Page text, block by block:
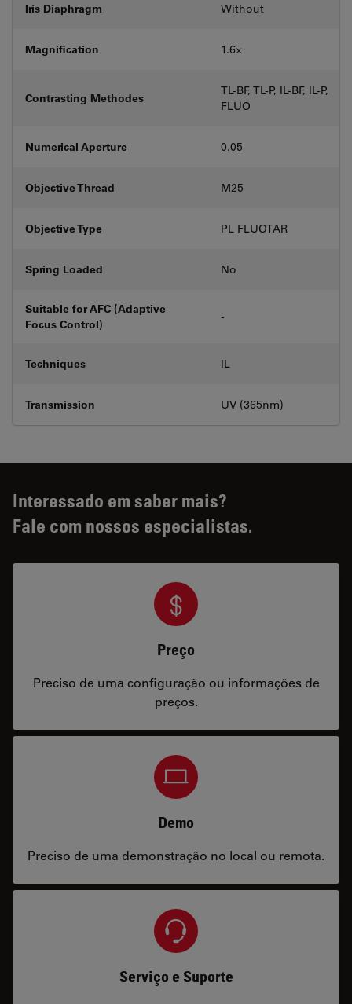
Iris Diaphragm Without
Magnification 1.6⨉
Contrasting Methodes
TL-BF, TL-P, IL-BF, IL-P,
FLUO
Numerical Aperture 0.05
Objective Thread M25
Objective Type PL FLUOTAR
Spring Loaded No
Suitable for AFC (Adaptive
Focus Control)
-
Techniques IL
Transmission UV (365nm)
Interessado em saber mais?
Fale com nossos especialistas.
Preço
Preciso de uma configuração ou informações de
preços.
Demo
Preciso de uma demonstração no local ou remota.
Serviço e Suporte